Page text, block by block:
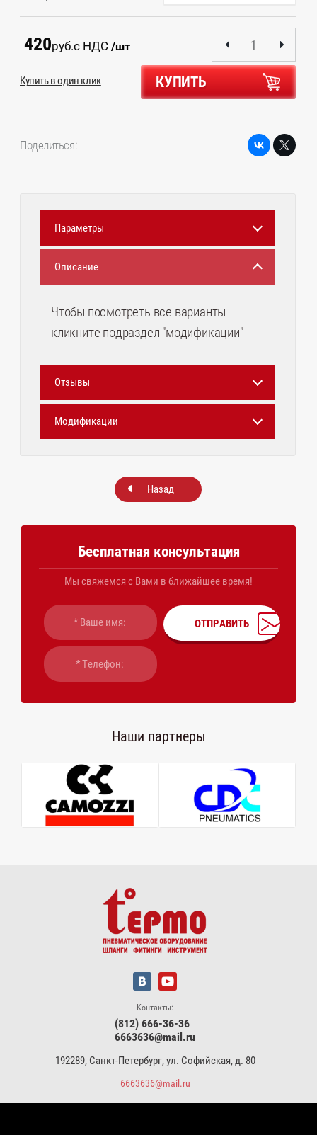
420руб.с НДС /шт
КУПИТЬ
Купить в один клик
Поделиться:
Параметры
Описание
Чтобы посмотреть все варианты
кликните подраздел "модификации"
Отзывы
Модификации
Назад
Бесплатная консультация
Мы свяжемся с Вами в ближайшее время!
ОТПРАВИТЬ
Наши партнеры
Контакты:
(812) 666-36-36
6663636@mail.ru
192289, Санкт-Петербург, ул. Софийская, д. 80
6663636@mail.ru